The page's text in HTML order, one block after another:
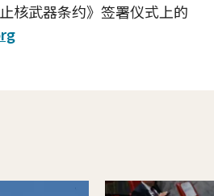
核武器条约》签署仪式上的